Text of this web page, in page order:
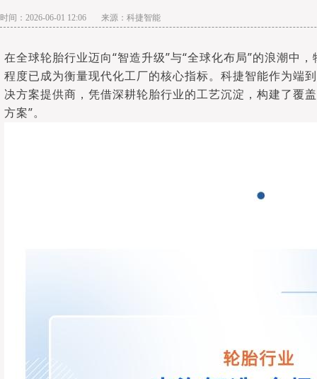
时间：2026-06-01 12:06 来源：科捷智能
在全球轮胎行业迈向“智造升级”与“全球化布局”的浪潮中
程度已成为衡量现代化工厂的核心指标。科捷智能作为端
决方案提供商，凭借深耕轮胎行业的工艺沉淀，构建了覆
方案”。